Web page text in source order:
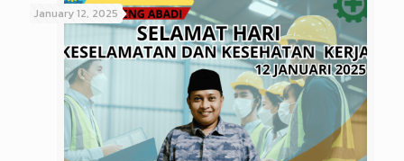
January 12, 2025